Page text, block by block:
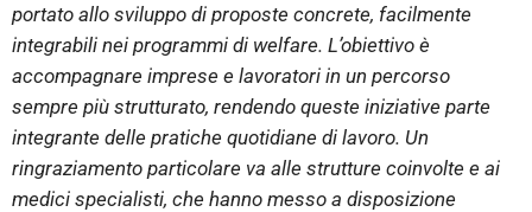
portato allo sviluppo di proposte concrete, facilmente
integrabili nei programmi di welfare. L’obiettivo è
accompagnare imprese e lavoratori in un percorso
sempre più strutturato, rendendo queste iniziative parte
integrante delle pratiche quotidiane di lavoro. Un
ringraziamento particolare va alle strutture coinvolte e ai
medici specialisti, che hanno messo a disposizione